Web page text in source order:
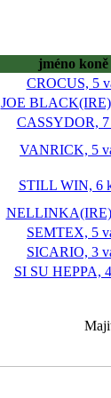
jméno koně
CROCUS, 5
JOE
CASSYDOR, 7
VANRICK, 5
STILL WIN, 6
SEMTEX, 5
SICARIO, 3
SI SU HEPPA,